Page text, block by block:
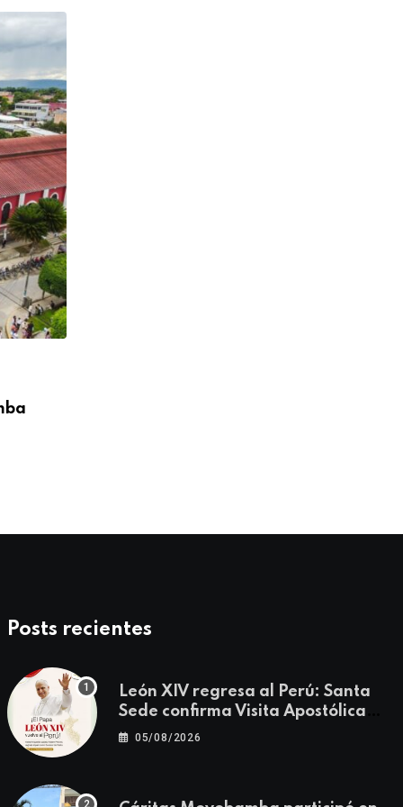
Posts recientes
León XIV regresa al Perú: Santa
Sede confirma Visita Apostólica
del 11 al 17 de noviembre
05/08/2026